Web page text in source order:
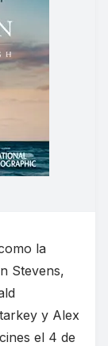
la
Stevens,
y Alex
el 4 de